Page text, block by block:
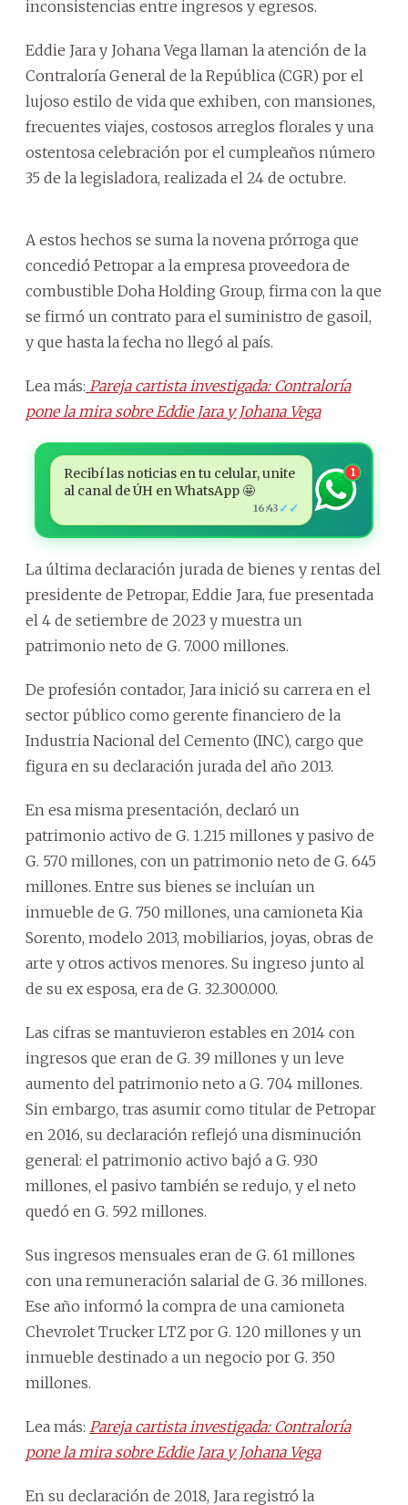
inconsistencias entre ingresos y egresos.
Eddie Jara y Johana Vega llaman la atención de la
Contraloría General de la República (CGR) por el
lujoso estilo de vida que exhiben, con mansiones,
frecuentes viajes, costosos arreglos florales y una
ostentosa celebración por el cumpleaños número
35 de la legisladora, realizada el 24 de octubre.
A estos hechos se suma la novena prórroga que
concedió Petropar a la empresa proveedora de
combustible Doha Holding Group, firma con la que
se firmó un contrato para el suministro de gasoil,
y que hasta la fecha no llegó al país.
Lea más: Pareja cartista investigada: Contraloría
pone la mira sobre Eddie Jara y Johana Vega
Recibí las noticias en tu celular, unite
al canal de ÚH en WhatsApp 🤩
16:43 ✓✓
1
La última declaración jurada de bienes y rentas del
presidente de Petropar, Eddie Jara, fue presentada
el 4 de setiembre de 2023 y muestra un
patrimonio neto de G. 7.000 millones.
De profesión contador, Jara inició su carrera en el
sector público como gerente financiero de la
Industria Nacional del Cemento (INC), cargo que
figura en su declaración jurada del año 2013.
En esa misma presentación, declaró un
patrimonio activo de G. 1.215 millones y pasivo de
G. 570 millones, con un patrimonio neto de G. 645
millones. Entre sus bienes se incluían un
inmueble de G. 750 millones, una camioneta Kia
Sorento, modelo 2013, mobiliarios, joyas, obras de
arte y otros activos menores. Su ingreso junto al
de su ex esposa, era de G. 32.300.000.
Las cifras se mantuvieron estables en 2014 con
ingresos que eran de G. 39 millones y un leve
aumento del patrimonio neto a G. 704 millones.
Sin embargo, tras asumir como titular de Petropar
en 2016, su declaración reflejó una disminución
general: el patrimonio activo bajó a G. 930
millones, el pasivo también se redujo, y el neto
quedó en G. 592 millones.
Sus ingresos mensuales eran de G. 61 millones
con una remuneración salarial de G. 36 millones.
Ese año informó la compra de una camioneta
Chevrolet Trucker LTZ por G. 120 millones y un
inmueble destinado a un negocio por G. 350
millones.
Lea más: Pareja cartista investigada: Contraloría
pone la mira sobre Eddie Jara y Johana Vega
En su declaración de 2018, Jara registró la